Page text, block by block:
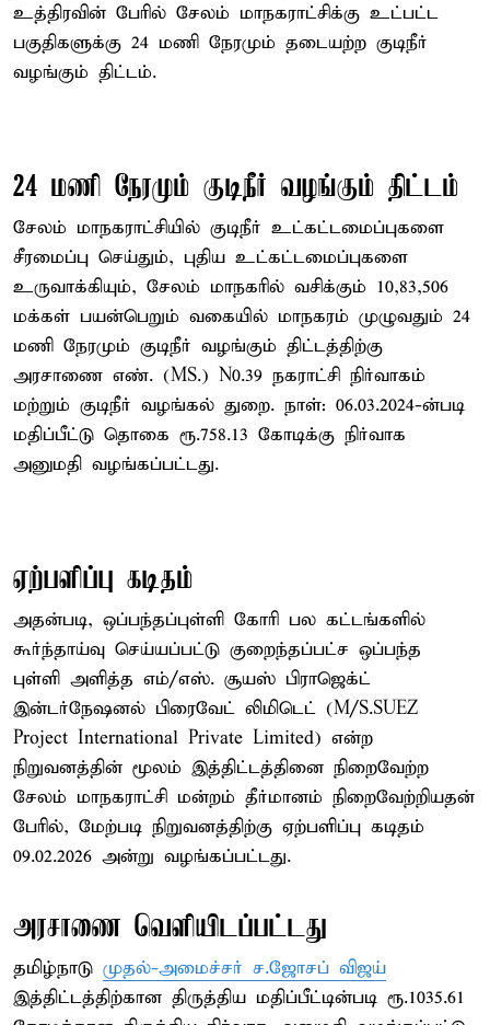
உத்திரவின் பேரில் சேலம் மாநகராட்சிக்கு உட்பட்ட
பகுதிகளுக்கு 24 மணி நேரமும் தடையற்ற குடிநீர்
வழங்கும் திட்டம்.
24 மணி நேரமும் குடிநீர் வழங்கும் திட்டம்
சேலம் மாநகராட்சியில் குடிநீர் உட்கட்டமைப்புகளை
சீரமைப்பு செய்தும், புதிய உட்கட்டமைப்புகளை
உருவாக்கியும், சேலம் மாநகரில் வசிக்கும் 10,83,506
மக்கள் பயன்பெறும் வகையில் மாநகரம் முழுவதும் 24
மணி நேரமும் குடிநீர் வழங்கும் திட்டத்திற்கு
அரசாணை எண். (MS.) N0.39 நகராட்சி நிர்வாகம்
மற்றும் குடிநீர் வழங்கல் துறை. நாள்: 06.03.2024-ன்படி
மதிப்பீட்டு தொகை ரூ.758.13 கோடிக்கு நிர்வாக
அனுமதி வழங்கப்பட்டது.
ஏற்பளிப்பு கடிதம்
அதன்படி, ஒப்பந்தப்புள்ளி கோரி பல கட்டங்களில்
கூர்ந்தாய்வு செய்யப்பட்டு குறைந்தப்பட்ச ஒப்பந்த
புள்ளி அளித்த எம்/எஸ். சூயஸ் பிராஜெக்ட்
இன்டர்நேஷனல் பிரைவேட் லிமிடெட் (M/S.SUEZ
Project International Private Limited) என்ற
நிறுவனத்தின் மூலம் இத்திட்டத்தினை நிறைவேற்ற
சேலம் மாநகராட்சி மன்றம் தீர்மானம் நிறைவேற்றியதன்
பேரில், மேற்படி நிறுவனத்திற்கு ஏற்பளிப்பு கடிதம்
09.02.2026 அன்று வழங்கப்பட்டது.
அரசாணை வெளியிடப்பட்டது
தமிழ்நாடு முதல்-அமைச்சர் ச.ஜோசப் விஜய்
இத்திட்டத்திற்கான திருத்திய மதிப்பீட்டின்படி ரூ.1035.61